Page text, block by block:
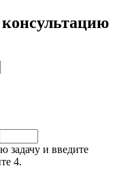
задачу и введите
4.